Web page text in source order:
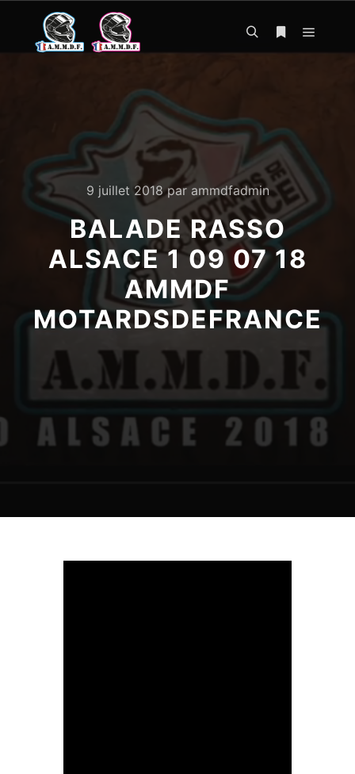
RechercherPlus d’infos
Menu
9 juillet 2018parammdfadmin
BALADE RASSO
ALSACE 1 09 07 18
AMMDF
MOTARDSDEFRANCE